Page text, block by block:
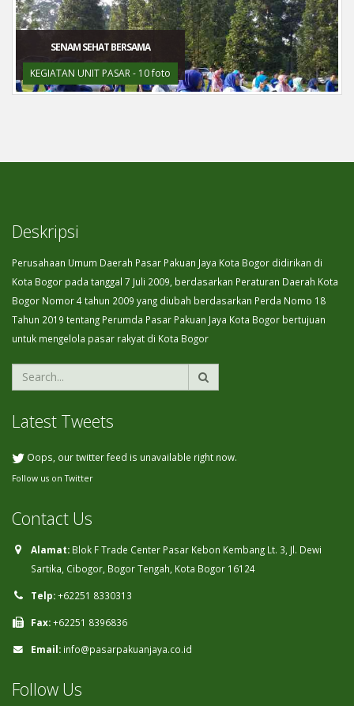
SENAM SEHAT BERSAMA
KEGIATAN UNIT PASAR - 10 foto
Deskripsi
Perusahaan Umum Daerah Pasar Pakuan Jaya Kota Bogor didirikan di
Kota Bogor pada tanggal 7 Juli 2009, berdasarkan Peraturan Daerah Kota
Bogor Nomor 4 tahun 2009 yang diubah berdasarkan Perda Nomo 18
Tahun 2019 tentang Perumda Pasar Pakuan Jaya Kota Bogor bertujuan
untuk mengelola pasar rakyat di Kota Bogor
Latest Tweets
Oops, our twitter feed is unavailable right now.
Follow us on Twitter
Contact Us
Alamat: Blok F Trade Center Pasar Kebon Kembang Lt. 3, Jl. Dewi
Sartika, Cibogor, Bogor Tengah, Kota Bogor 16124
Telp:+62251 8330313
Fax:+62251 8396836
Email: info@pasarpakuanjaya.co.id
Follow Us